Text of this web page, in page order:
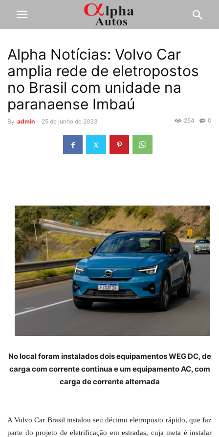
Alpha Notícias: Volvo Car
amplia rede de eletropostos
no Brasil com unidade na
paranaense Imbaú
By admin - 25 de junho de 2023 0
254
No local foram instalados dois equipamentos WEG DC, de
carga com corrente contínua e um equipamento AC, com
carga de corrente alternada
A Volvo Car Brasil instalou seu décimo eletroposto rápido, que faz
parte do projeto de eletrificação em estradas, cuja meta é instalar